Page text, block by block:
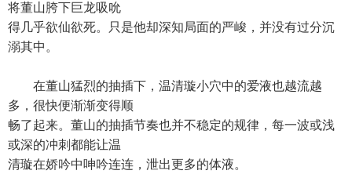
将董山胯下巨龙吸吮
得几乎欲仙欲死。只是他却深知局面的严峻，并没有过分沉
溺其中。
在董山猛烈的抽插下，温清璇小穴中的爱液也越流越
多，很快便渐渐变得顺
畅了起来。董山的抽插节奏也并不稳定的规律，每一波或浅
或深的冲刺都能让温
清璇在娇吟中呻吟连连，泄出更多的体液。